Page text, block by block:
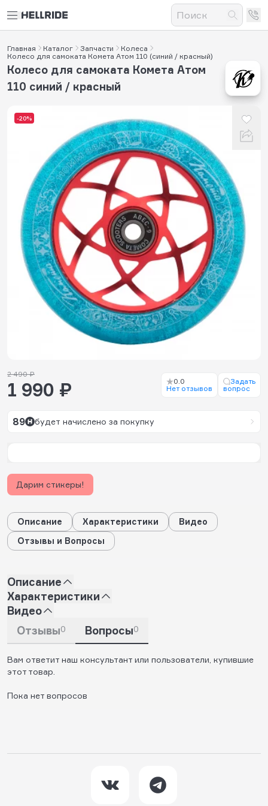
Главная Каталог Запчасти
Колеса
Колесо для самоката Комета Атом 110 (синий / красный)
-20%
Колесо для самоката Комета Атом
110 синий / красный
2 490 ₽
1 990 ₽
0.0
Нет отзывов
Задать
вопрос
89 будет начислено за покупку
Дарим стикеры!
Описание Характеристики
Видео
Отзывы и Вопросы
Описание
Характеристики
Видео
Отзывы0 Вопросы0
Вам ответит наш консультант или пользователи, купившие
этот товар.
Пока нет вопросов